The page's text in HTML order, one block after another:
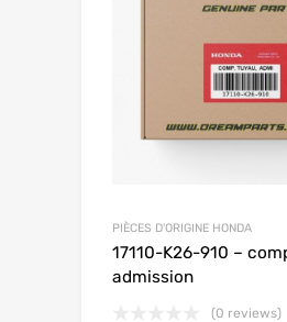
PIÈCES D'ORIGINE HONDA
17110-K26-910 –
admission
(0 reviews)